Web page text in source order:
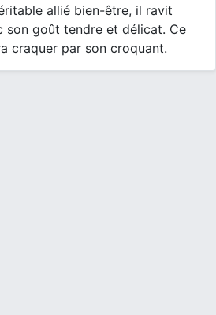
allié bien-être, il ravit
son goût tendre et délicat. Ce
craquer par son croquant.